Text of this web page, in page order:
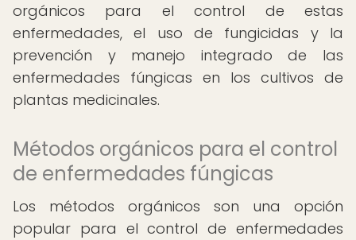
orgánicos para el control de estas
enfermedades, el uso de fungicidas y la
prevención y manejo integrado de las
enfermedades fúngicas en los cultivos de
plantas medicinales.
Métodos orgánicos para el control
de enfermedades fúngicas
Los métodos orgánicos son una opción
popular para el control de enfermedades